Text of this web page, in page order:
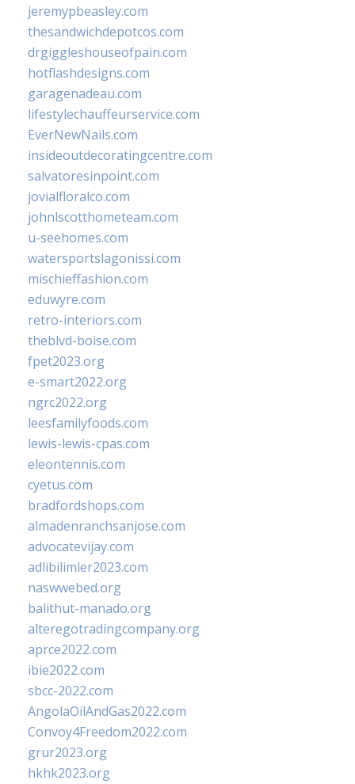
jeremypbeasley.com
thesandwichdepotcos.com
drgiggleshouseofpain.com
hotflashdesigns.com
garagenadeau.com
lifestylechauffeurservice.com
EverNewNails.com
insideoutdecoratingcentre.com
salvatoresinpoint.com
jovialfloralco.com
johnlscotthometeam.com
u-seehomes.com
watersportslagonissi.com
mischieffashion.com
eduwyre.com
retro-interiors.com
theblvd-boise.com
fpet2023.org
e-smart2022.org
ngrc2022.org
leesfamilyfoods.com
lewis-lewis-cpas.com
eleontennis.com
cyetus.com
bradfordshops.com
almadenranchsanjose.com
advocatevijay.com
adlibilimler2023.com
naswwebed.org
balithut-manado.org
alteregotradingcompany.org
aprce2022.com
ibie2022.com
sbcc-2022.com
AngolaOilAndGas2022.com
Convoy4Freedom2022.com
grur2023.org
hkhk2023.org